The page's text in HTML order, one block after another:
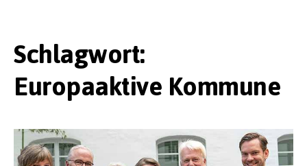
Schlagwort:
Europaaktive Kommune